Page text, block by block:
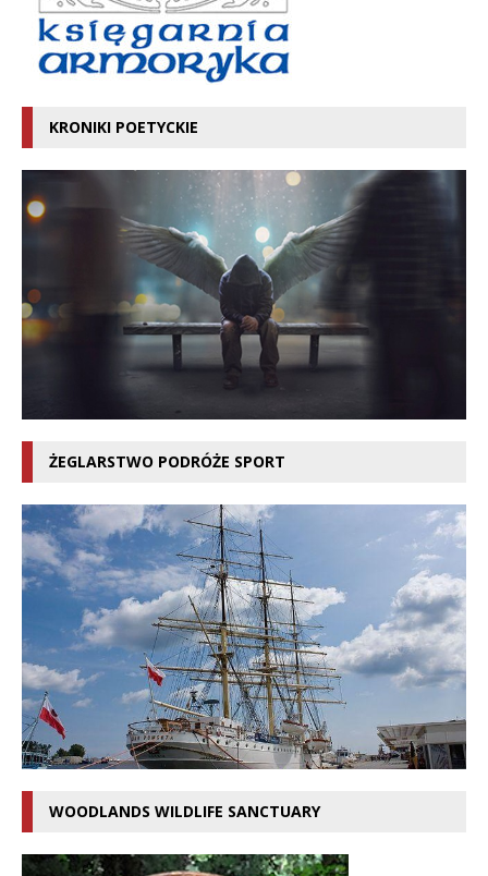
KRONIKI POETYCKIE
ŻEGLARSTWO PODRÓŻE SPORT
WOODLANDS WILDLIFE SANCTUARY